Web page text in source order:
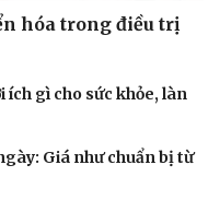
hóa trong điều trị
ích gì cho sức khỏe, làn
Giá như chuẩn bị từ